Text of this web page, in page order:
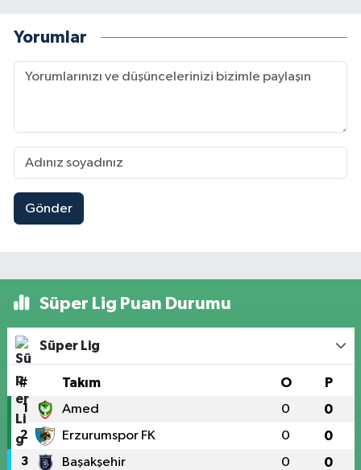
Yorumlar
Gönder
Süper Lig Puan Durumu
Süper Lig
# Takım O P
1 Amed 0 0
2 Erzurumspor FK 0 0
3 Başakşehir 0 0